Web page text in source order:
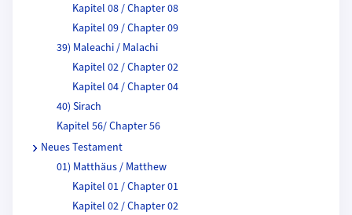
Kapitel 08 / Chapter 08
Kapitel 09 / Chapter 09
39) Maleachi / Malachi
Kapitel 02 / Chapter 02
Kapitel 04 / Chapter 04
40) Sirach
Kapitel 56/ Chapter 56
Neues Testament
01) Matthäus / Matthew
Kapitel 01 / Chapter 01
Kapitel 02 / Chapter 02